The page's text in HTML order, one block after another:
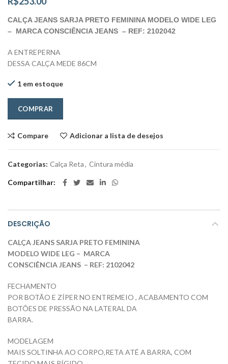
CALÇA JEANS SARJA PRETO FEMININA MODELO WIDE LEG
– MARCA CONSCIÊNCIA JEANS – REF: 2102042
A ENTREPERNA
DESSA CALÇA MEDE 86CM
1 em estoque
COMPRAR
Compare Adicionar a lista de desejos
Categorias: Calça Reta, Cintura média
Compartilhar
DESCRIÇÃO
CALÇA JEANS SARJA PRETO FEMININA
MODELO WIDE LEG – MARCA
CONSCIÊNCIA JEANS – REF: 2102042
FECHAMENTO
POR BOTÃO E ZÍPER NO ENTREMEIO , ACABAMENTO COM
BOTÕES DE PRESSÃO NA LATERAL DA
BARRA.
MODELAGEM
MAIS SOLTINHA AO CORPO,RETA ATÉ A BARRA, COM